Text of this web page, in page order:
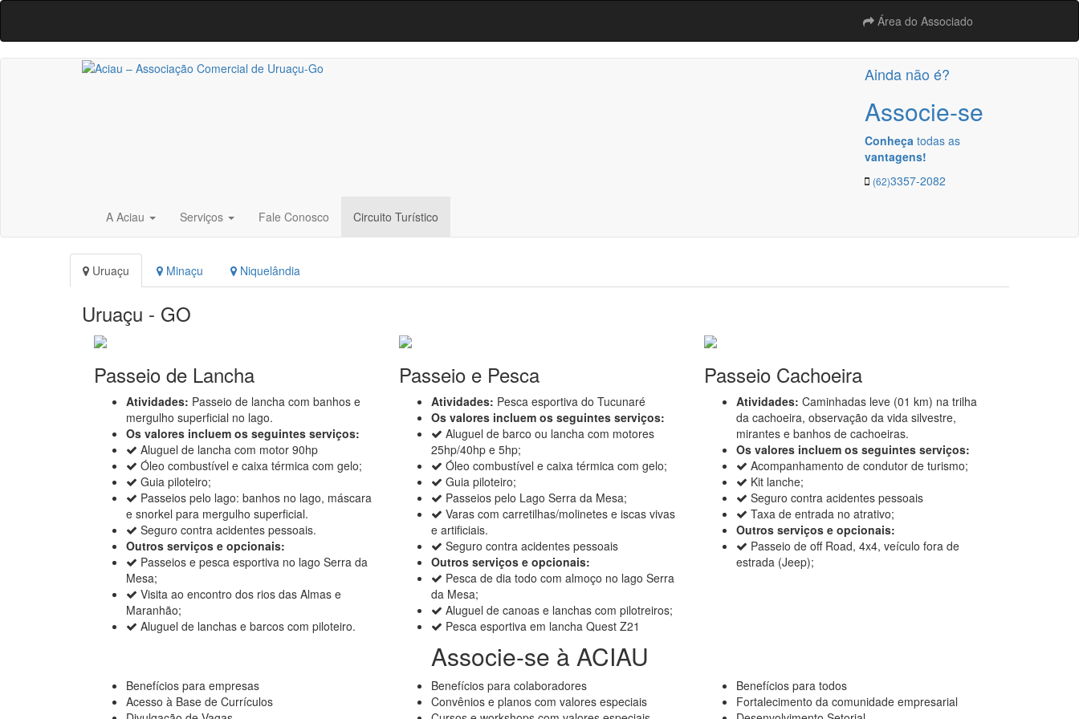
Área do Associado
Ainda não é?
Associe-se
Conheça todas as
vantagens!
(62)3357-2082
A Aciau Serviços Fale Conosco Circuito Turístico
Uruaçu Minaçu Niquelândia
Uruaçu - GO
Passeio de Lancha
Atividades: Passeio de lancha com banhos e
mergulho superficial no lago.
Os valores incluem os seguintes serviços:
Aluguel de lancha com motor 90hp
Óleo combustível e caixa térmica com gelo;
Guia piloteiro;
Passeios pelo lago: banhos no lago, máscara
e snorkel para mergulho superficial.
Seguro contra acidentes pessoais.
Outros serviços e opcionais:
Passeios e pesca esportiva no lago Serra da
Mesa;
Visita ao encontro dos rios das Almas e
Maranhão;
Aluguel de lanchas e barcos com piloteiro.
Passeio e Pesca
Atividades: Pesca esportiva do Tucunaré
Os valores incluem os seguintes serviços:
Aluguel de barco ou lancha com motores
25hp/40hp e 5hp;
Óleo combustível e caixa térmica com gelo;
Guia piloteiro;
Passeios pelo Lago Serra da Mesa;
Varas com carretilhas/molinetes e iscas vivas
e artificiais.
Seguro contra acidentes pessoais
Outros serviços e opcionais:
Pesca de dia todo com almoço no lago Serra
da Mesa;
Aluguel de canoas e lanchas com pilotreiros;
Pesca esportiva em lancha Quest Z21
Passeio Cachoeira
Atividades: Caminhadas leve (01 km) na trilha
da cachoeira, observação da vida silvestre,
mirantes e banhos de cachoeiras.
Os valores incluem os seguintes serviços:
Acompanhamento de condutor de turismo;
Kit lanche;
Seguro contra acidentes pessoais
Taxa de entrada no atrativo;
Outros serviços e opcionais:
Passeio de off Road, 4x4, veículo fora de
estrada (Jeep);
Associe-se à ACIAU
Benefícios para empresas
Acesso à Base de Currículos
Benefícios para colaboradores
Convênios e planos com valores especiais
Benefícios para todos
Fortalecimento da comunidade empresarial